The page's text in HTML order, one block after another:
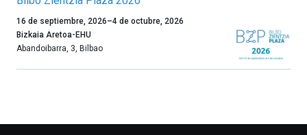
Un
año
más,
16 de septiembre, 2026–4 de octubre, 2026
Bizkaia Aretoa-EHU
Abandoibarra, 3, Bilbao